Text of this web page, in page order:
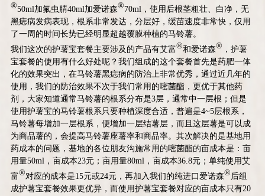
®50ml加氟虫腈40ml加爱诺森®70ml，使用后根茎粗壮、白净，无
黑痣病发病表现，根系非常发达，分层好，缓苗速度非常快，仅用
了一周的时间长势已经明显超越覆膜种植的马铃薯。
我们这次的护薯宝套餐主要涉及的产品有艾富®和爱诺森® ，护薯
宝套餐的使用有什么好处呢？我们组成的这个套餐首先是药肥一体
化的效果突出，在马铃薯黑痣病的防治上非常优秀，通过近几年的
使用，我们的防治效果不次于我们常用的嘧菌酯，更优于其他药
剂，大家知道通常马铃薯的根系分布是3层，通常中一层根；但是
使用护薯宝的马铃薯根系只要种植深度合适，普遍是4~5层根系，
马铃薯每增加一层根系，便增加一层结薯层，而且这层薯是可以成
为商品薯的，会提高马铃薯座薯率和商品率。其次解决的是基地用
药成本的问题，基地的各位朋友沟施常用的嘧菌酯的亩成本是：亩
用量50ml，亩成本23元；亩用量80ml，亩成本36.8元；单纯使用艾
富®对应的成本是15元或24元，再加入我们的纯进口爱诺森®后组
成护薯宝套餐效果更优异，而使用护薯宝套餐对应的亩成本只有20